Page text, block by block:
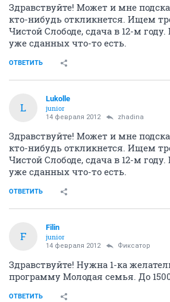
Здравствуйте! Может и мне
кто-нибудь откликнется. Ищем
Чистой Слободе, сдача в 12-м
уже сданных что-то есть.
ОТВЕТИТЬ
L
Lukolle
junior
14 февраля 2012 zhadina
Здравствуйте! Может и мне
кто-нибудь откликнется. Ищем
Чистой Слободе, сдача в 12-м
уже сданных что-то есть.
ОТВЕТИТЬ
F
Filin
junior
14 февраля 2012 Фиксатоp
Здравствуйте! Нужна 1-ка
программу Молодая семья. До
ОТВЕТИТЬ